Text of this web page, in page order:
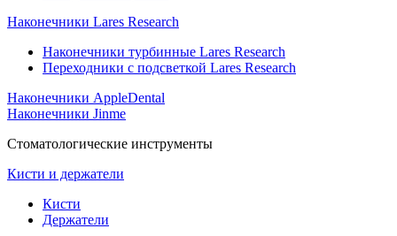
Наконечники Lares Research
Наконечники турбинные Lares Research
Переходники с подсветкой Lares Research
Наконечники AppleDental
Наконечники Jinme
Стоматологические инструменты
Кисти и держатели
Кисти
Держатели